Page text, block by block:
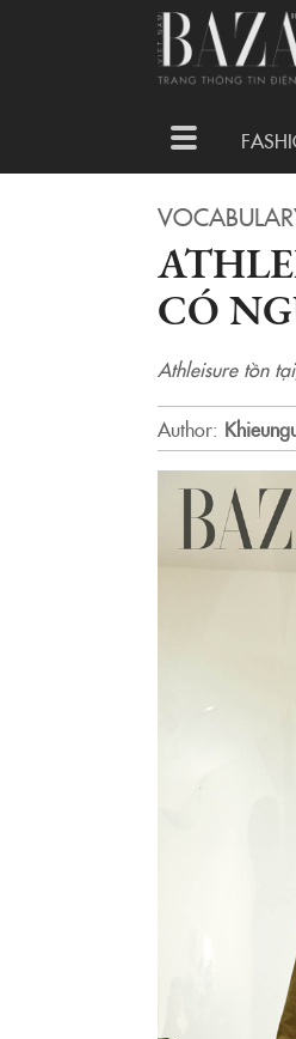
Toggle
navigation
CÓ
Athleisure tồn
Author: